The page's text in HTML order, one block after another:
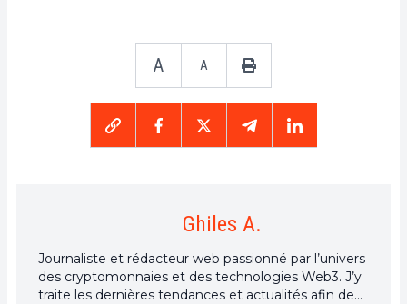
A A
Ghiles A.
Journaliste et rédacteur web passionné par l’univers
des cryptomonnaies et des technologies Web3. J’y
traite les dernières tendances et actualités afin de